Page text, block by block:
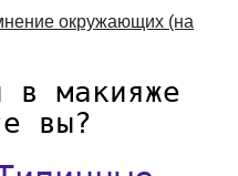
окружающих (на
в макияже
вы?